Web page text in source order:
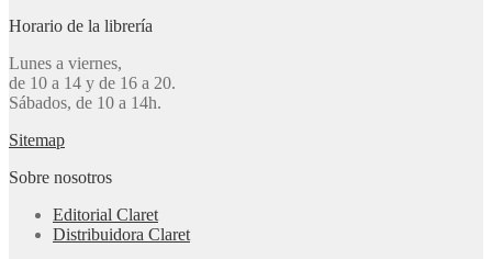
Horario de la librería
Lunes a viernes,
de 10 a 14 y de 16 a 20.
Sábados, de 10 a 14h.
Sitemap
Sobre nosotros
Editorial Claret
Distribuidora Claret